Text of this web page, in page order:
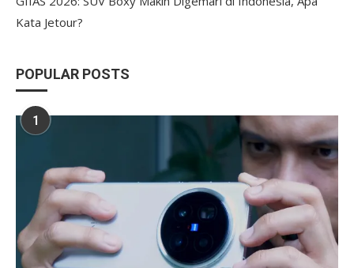
Kata Jetour?
POPULAR POSTS
1